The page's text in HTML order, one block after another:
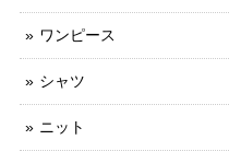
ワンピース
シャツ
ニット